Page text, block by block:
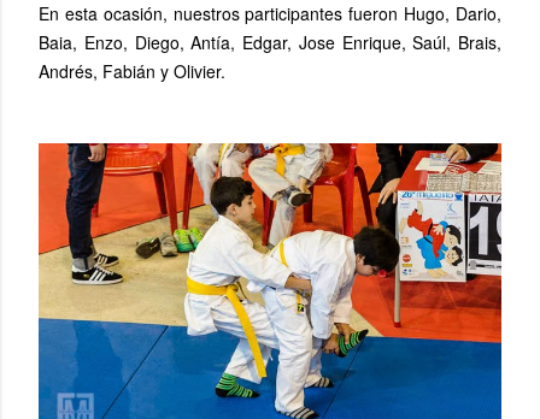
En esta ocasión, nuestros participantes fueron Hugo, Dario,
Baia, Enzo, Diego, Antía, Edgar, Jose Enrique, Saúl, Brais,
Andrés, Fabián y Olivier.